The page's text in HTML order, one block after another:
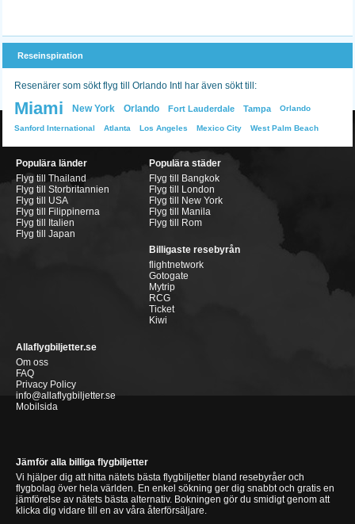
Reseinspiration
Resenärer som sökt flyg till Orlando Intl har även sökt till:
Miami New York Orlando Fort Lauderdale Tampa Orlando
Sanford International Atlanta Los Angeles Mexico City West Palm Beach
Populära länder
Flyg till Thailand
Flyg till Storbritannien
Flyg till USA
Flyg till Filippinerna
Flyg till Italien
Flyg till Japan
Populära städer
Flyg till Bangkok
Flyg till London
Flyg till New York
Flyg till Manila
Flyg till Rom
Billigaste resebyrån
flightnetwork
Gotogate
Mytrip
RCG
Ticket
Kiwi
Allaflygbiljetter.se
Om oss
FAQ
Privacy Policy
info@allaflygbiljetter.se
Mobilsida
Jämför alla billiga flygbiljetter
Vi hjälper dig att hitta nätets bästa flygbiljetter bland resebyråer och
flygbolag över hela världen. En enkel sökning ger dig snabbt och gratis en
jämförelse av nätets bästa alternativ. Bokningen gör du smidigt genom att
klicka dig vidare till en av våra återförsäljare.